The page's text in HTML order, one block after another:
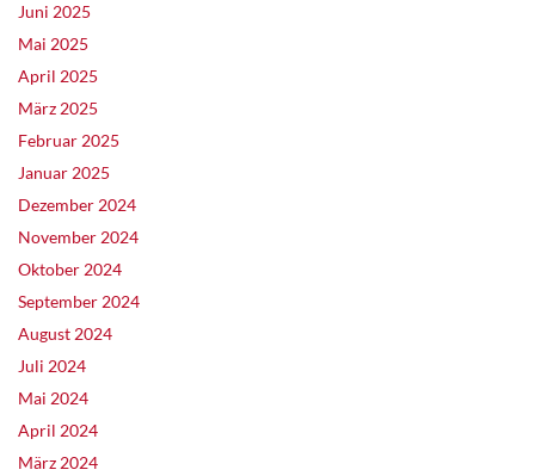
Juni 2025
Mai 2025
April 2025
März 2025
Februar 2025
Januar 2025
Dezember 2024
November 2024
Oktober 2024
September 2024
August 2024
Juli 2024
Mai 2024
April 2024
März 2024